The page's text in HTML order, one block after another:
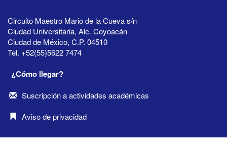
Circuito Maestro Mario de la Cueva s/n
Ciudad Universitaria, Alc. Coyoacán
Ciudad de México, C.P. 04510
Tel. +52(55)5622 7474
¿Cómo llegar?
Suscripción a actividades académicas
Aviso de privacidad